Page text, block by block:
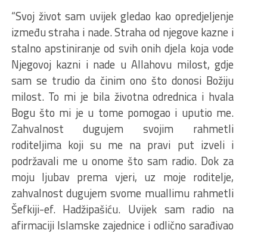
“Svoj život sam uvijek gledao kao opredjeljenje
između straha i nade. Straha od njegove kazne i
stalno apstiniranje od svih onih djela koja vode
Njegovoj kazni i nade u Allahovu milost, gdje
sam se trudio da činim ono što donosi Božiju
milost. To mi je bila životna odrednica i hvala
Bogu što mi je u tome pomogao i uputio me.
Zahvalnost dugujem svojim rahmetli
roditeljima koji su me na pravi put izveli i
podržavali me u onome što sam radio. Dok za
moju ljubav prema vjeri, uz moje roditelje,
zahvalnost dugujem svome muallimu rahmetli
Šefkiji-ef. Hadžipašiću. Uvijek sam radio na
afirmaciji Islamske zajednice i odlično sarađivao